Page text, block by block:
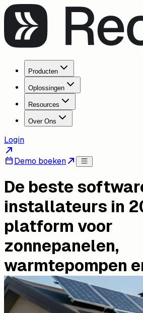
Producten
Oplossingen
Resources
Over Ons
Login
Demo boeken
De beste
installateurs in
platform voor
zonnepanelen,
warmtepompen